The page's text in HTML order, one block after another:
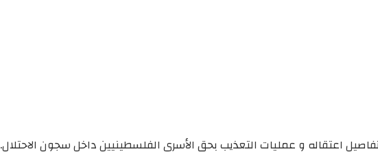
اعتقاله و عمليات التعذيب بحق الأسرى الفلسطينيين داخل سجون الاحتلال.